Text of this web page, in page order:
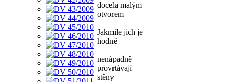
docela malým
otvorem
Jakmile jich je
hodně
nenápadně
provrtávají
stěny